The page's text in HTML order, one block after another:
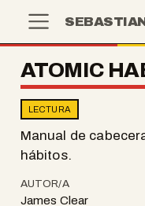
ATOMIC
LECTURA
Manual de
hábitos.
AUTOR/A
James Clear